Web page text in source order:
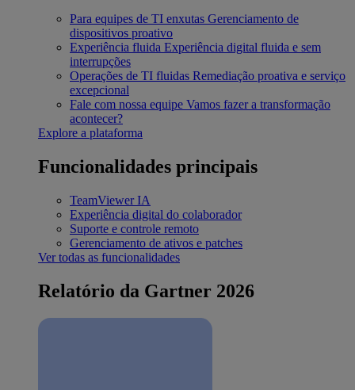
Para equipes de TI enxutas Gerenciamento de
dispositivos proativo
Experiência fluida Experiência digital fluida e sem
interrupções
Operações de TI fluidas Remediação proativa e serviço
excepcional
Fale com nossa equipe Vamos fazer a transformação
acontecer?
Explore a plataforma
Funcionalidades principais
TeamViewer IA
Experiência digital do colaborador
Suporte e controle remoto
Gerenciamento de ativos e patches
Ver todas as funcionalidades
Relatório da Gartner 2026